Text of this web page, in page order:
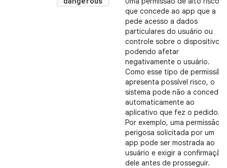
que concede ao app que a
pede acesso a dados
particulares do usuário ou
controle sobre o dispositivo,
podendo afetar
negativamente o usuário.
Como esse tipo de permissão
apresenta possível risco, o
sistema pode não a conceder
automaticamente ao
aplicativo que fez o pedido.
Por exemplo, uma permissão
perigosa solicitada por um
app pode ser mostrada ao
usuário e exigir a confirmação
dele antes de prosseguir.